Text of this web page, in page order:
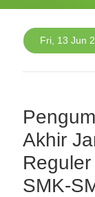
Fri, 13 Jun
Akhir
SMK-